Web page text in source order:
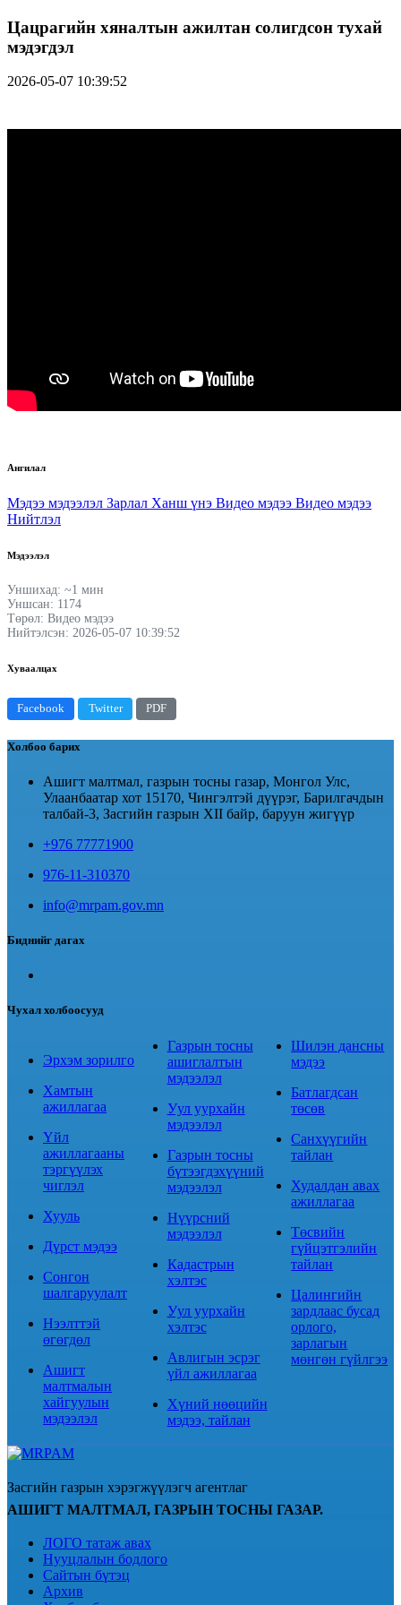
Цацрагийн хяналтын ажилтан солигдсон тухай
мэдэгдэл
2026-05-07 10:39:52
Ангилал
Мэдээ мэдээлэл Зарлал Ханш үнэ Видео мэдээ Видео мэдээ
Нийтлэл
Мэдээлэл
Уншихад: ~1 мин
Уншсан: 1174
Төрөл: Видео мэдээ
Нийтэлсэн: 2026-05-07 10:39:52
Хуваалцах
Facebook Twitter PDF
Холбоо барих
Ашигт малтмал, газрын тосны газар, Монгол Улс,
Улаанбаатар хот 15170, Чингэлтэй дүүрэг, Барилгачдын
талбай-3, Засгийн газрын XII байр, баруун жигүүр
+976 77771900
976-11-310370
info@mrpam.gov.mn
Биднийг дагах
Чухал холбоосууд
Эрхэм зорилго
Хамтын
ажиллагаа
Үйл
ажиллагааны
тэргүүлэх
чиглэл
Хууль
Дүрст мэдээ
Сонгон
шалгаруулалт
Нээлттэй
өгөгдөл
Ашигт
малтмалын
хайгуулын
мэдээлэл
Газрын тосны
ашиглалтын
мэдээлэл
Уул уурхайн
мэдээлэл
Газрын тосны
бүтээгдэхүүний
мэдээлэл
Нүүрсний
мэдээлэл
Кадастрын
хэлтэс
Уул уурхайн
хэлтэс
Авлигын эсрэг
үйл ажиллагаа
Хүний нөөцийн
мэдээ, тайлан
Шилэн дансны
мэдээ
Батлагдсан
төсөв
Санхүүгийн
тайлан
Худалдан авах
ажиллагаа
Төсвийн
гүйцэтгэлийн
тайлан
Цалингийн
зардлаас бусад
орлого,
зарлагын
мөнгөн гүйлгээ
Засгийн газрын хэрэгжүүлэгч агентлаг
АШИГТ МАЛТМАЛ, ГАЗРЫН ТОСНЫ ГАЗАР.
ЛОГО татаж авах
Нууцлалын бодлого
Сайтын бүтэц
Архив